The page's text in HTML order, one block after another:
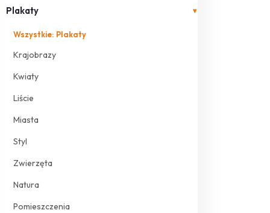
Plakaty ▾
Wszystkie: Plakaty
Krajobrazy
Kwiaty
Liście
Miasta
Styl
Zwierzęta
Natura
Pomieszczenia